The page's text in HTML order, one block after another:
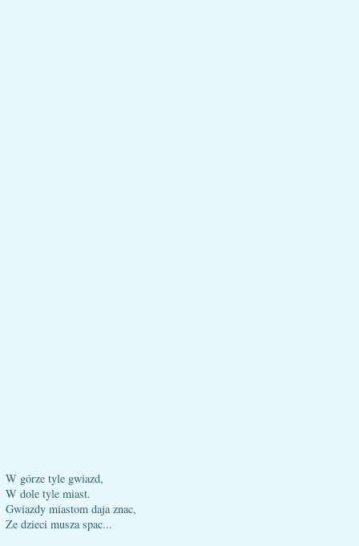
W górze tyle gwiazd,
W dole tyle miast.
Gwiazdy miastom daja znac,
Ze dzieci musza spac...